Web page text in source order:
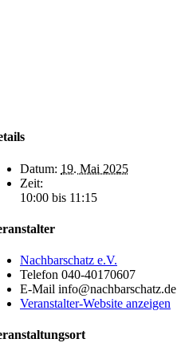
Datum: 19. Mai 2025
Zeit:
10:00 bis 11:15
Nachbarschatz e.V.
Telefon 040-40170607
E-Mail info@nachbarschatz.de
Veranstalter-Website anzeigen